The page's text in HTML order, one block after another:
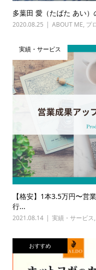
多葉田 愛（たばた あい）
2020.08.25 ABOUT ME, プ
実績・サービス
【格安】1本3.5万円〜営
行...
2021.08.14 実績・サービス,
おすすめ